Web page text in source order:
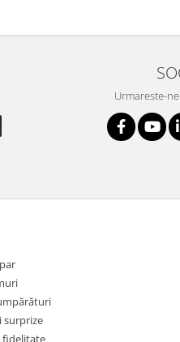
Urmareste-
surprize
fidelitate